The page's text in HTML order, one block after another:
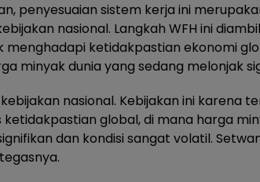
penyesuaian sistem kerja ini
nasional. Langkah WFH ini
menghadapi ketidakpastian ekonomi
minyak dunia yang sedang melonjak
nasional. Kebijakan ini karena
global, di mana harga
dan kondisi sangat volatil.
tegasnya.